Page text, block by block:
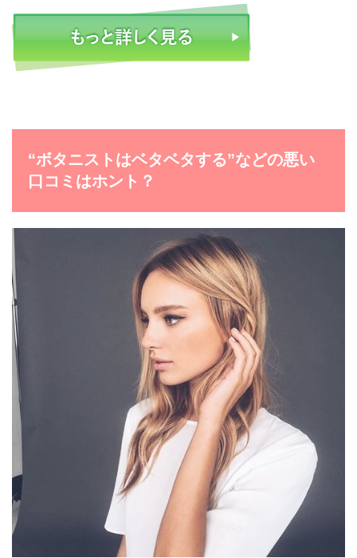
“ボタニストはベタベタする”などの悪い
口コミはホント？